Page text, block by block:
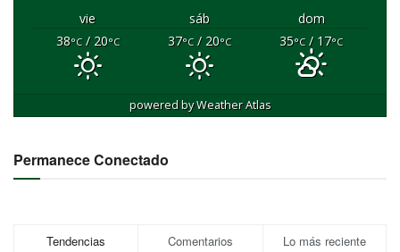
vie sáb
dom
38°C/ 20°C 37°C/ 20°C 35°C/ 17°C
powered byWeather Atlas
Permanece Conectado
Tendencias Comentarios Lo más reciente